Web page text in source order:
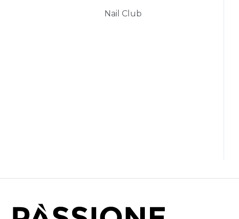
Nail Club